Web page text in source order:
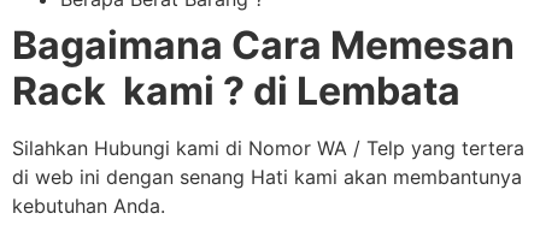
Bagaimana Cara Memesan
Rack kami ? di Lembata
Silahkan Hubungi kami di Nomor WA / Telp yang tertera
di web ini dengan senang Hati kami akan membantunya
kebutuhan Anda.